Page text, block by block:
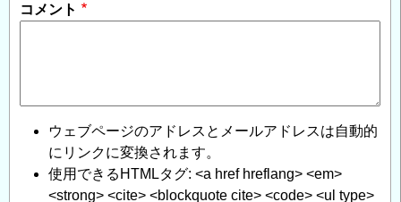
コメント
ウェブページのアドレスとメールアドレスは自動的
にリンクに変換されます。
使用できるHTMLタグ: <a href hreflang> <em>
<strong> <cite> <blockquote cite> <code> <ul type>